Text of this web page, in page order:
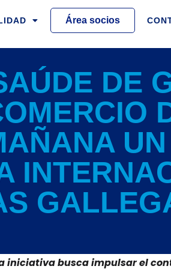
Área socios
DE
la iniciativa busca impulsar el